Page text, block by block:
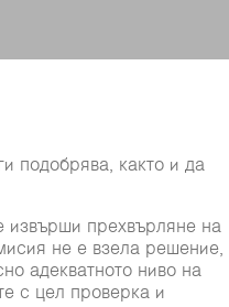
TRUMPF SLOVAKIA, S.R.O.
Galgovecka 7
04011 Kosice